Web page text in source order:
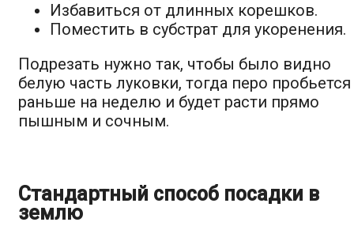
Избавиться от длинных корешков.
Поместить в субстрат для укоренения.
Подрезать нужно так, чтобы было видно
белую часть луковки, тогда перо пробьется
раньше на неделю и будет расти прямо
пышным и сочным.
Стандартный способ посадки в
землю